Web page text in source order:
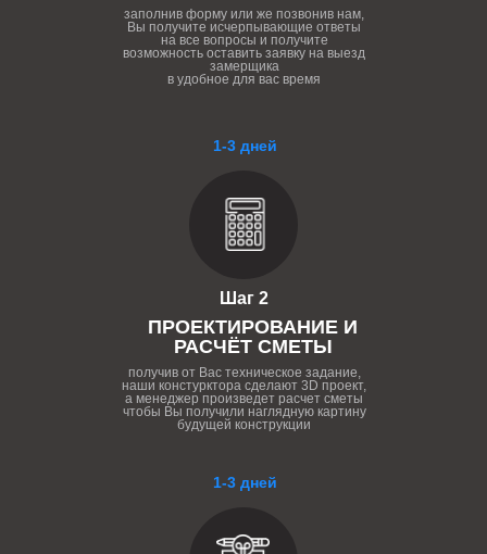
1-3 дней
1-3 дней
Шаг 2
ПРОЕКТИРОВАНИЕ И
РАСЧЁТ СМЕТЫ
получив от Вас техническое задание,
наши констурктора сделают 3D проект,
а менеджер произведет расчет сметы
чтобы Вы получили наглядную картину
будущей конструкции
заполнив форму или же позвонив нам,
Вы получите исчерпывающие ответы
на все вопросы и получите
возможность оставить заявку на выезд
замерщика
в удобное для вас время